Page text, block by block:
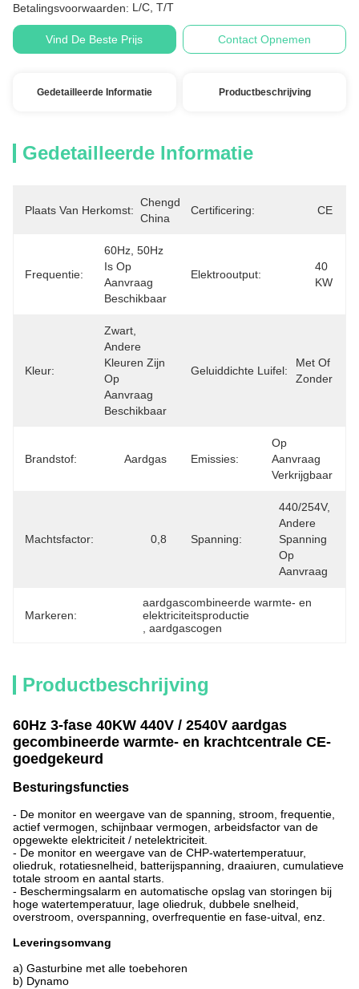
Betalingsvoorwaarden: L/C, T/T
Vind De Beste Prijs Contact Opnemen
Gedetailleerde Informatie Productbeschrijving
Gedetailleerde Informatie
Plaats Van Herkomst:
Chengdu,
China
Certificering: CE
Frequentie:
60Hz, 50Hz
Is Op
Aanvraag
Beschikbaar
Elektrooutput:
40
KW
Kleur:
Zwart,
Andere
Kleuren Zijn
Op
Aanvraag
Beschikbaar
Geluiddichte Luifel:
Met Of
Zonder
Brandstof: Aardgas Emissies:
Op
Aanvraag
Verkrijgbaar
Machtsfactor: 0,8 Spanning:
440/254V,
Andere
Spanning
Op
Aanvraag
Markeren:
aardgascombineerde warmte- en
elektriciteitsproductie
, aardgascogen
Productbeschrijving
60Hz 3-fase 40KW 440V / 2540V aardgas
gecombineerde warmte- en krachtcentrale CE-
goedgekeurd
Besturingsfuncties
- De monitor en weergave van de spanning, stroom, frequentie,
actief vermogen, schijnbaar vermogen, arbeidsfactor van de
opgewekte elektriciteit / netelektriciteit.
- De monitor en weergave van de CHP-watertemperatuur,
oliedruk, rotatiesnelheid, batterijspanning, draaiuren, cumulatieve
totale stroom en aantal starts.
- Beschermingsalarm en automatische opslag van storingen bij
hoge watertemperatuur, lage oliedruk, dubbele snelheid,
overstroom, overspanning, overfrequentie en fase-uitval, enz.
Leveringsomvang
a) Gasturbine met alle toebehoren
b) Dynamo